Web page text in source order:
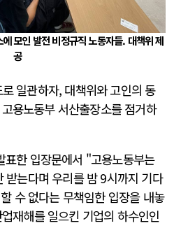
모인 발전 비정규직 노동자들. 대책위 제
공
일관하자, 대책위와 고인의 동
용노동부 서산출장소를 점거하
표한 입장문에서 "고용노동부는
받는다며 우리를 밤 9시까지 기다
수 없다는 무책임한 입장을 내놓
재해를 일으킨 기업의 하수인인